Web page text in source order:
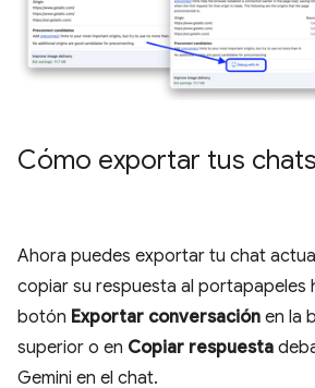
Cómo exportar tus
Ahora puedes exportar tu chat
copiar su respuesta al portapapeles
botón Exportar conversación en la
superior o en Copiar respuesta
Gemini en el chat.